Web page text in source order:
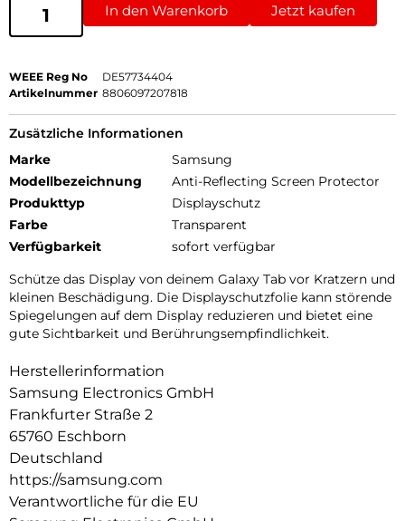
In den Warenkorb Jetzt kaufen
WEEE Reg No
DE57734404
Artikelnummer 8806097207818
Zusätzliche Informationen
Marke
Samsung
Modellbezeichnung
Anti-Reflecting Screen Protector
Produkttyp
Displayschutz
Farbe
Transparent
Verfügbarkeit
sofort verfügbar
Schütze das Display von deinem Galaxy Tab vor Kratzern und
kleinen Beschädigung. Die Displayschutzfolie kann störende
Spiegelungen auf dem Display reduzieren und bietet eine
gute Sichtbarkeit und Berührungsempfindlichkeit.
Herstellerinformation
Samsung Electronics GmbH
Frankfurter Straße 2
65760 Eschborn
Deutschland
https://samsung.com
Verantwortliche für die EU